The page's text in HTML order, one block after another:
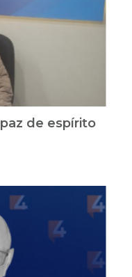
de espírito